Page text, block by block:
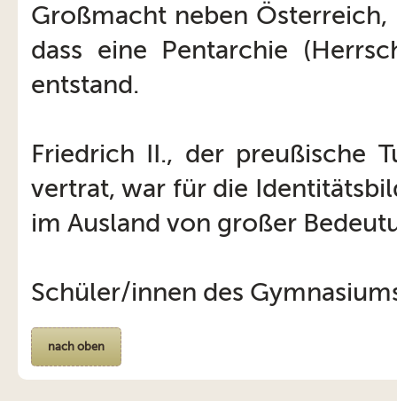
Großmacht neben Österreich,
dass eine Pentarchie
entstand.
Friedrich II., der preußische
vertrat, war für die
im Ausland von großer
Schüler/innen des
nach oben